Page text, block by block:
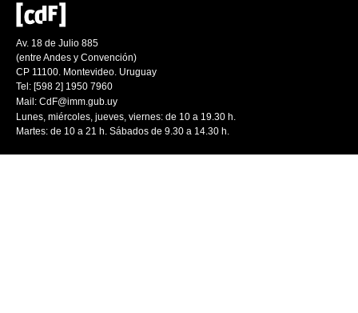
Av. 18 de Julio 885
(entre Andes y Convención)
CP 11100. Montevideo. Uruguay
Tel: [598 2] 1950 7960
Mail: CdF@imm.gub.uy
Lunes, miércoles, jueves, viernes: de 10 a 19.30 h.
Martes: de 10 a 21 h. Sábados de 9.30 a 14.30 h.